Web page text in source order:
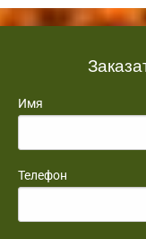
Имя
Телефон